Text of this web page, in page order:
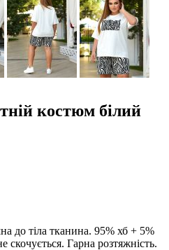
костюм білий
до тіла тканина. 95% хб + 5%
скочується. Гарна розтяжність.